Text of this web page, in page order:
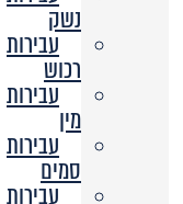
נשק
עבירות
רכוש
עבירות
מין
עבירות
סמים
עבירות